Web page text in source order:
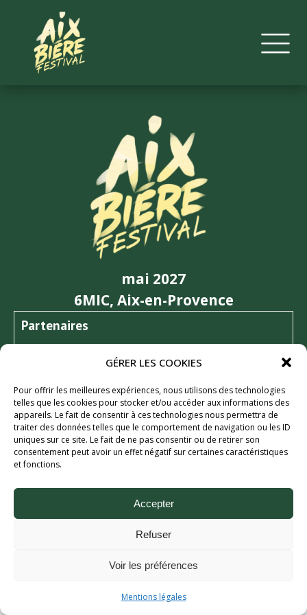
GÉRER LES COOKIES
Pour offrir les meilleures expériences, nous utilisons des technologies
telles que les cookies pour stocker et/ou accéder aux informations des
appareils. Le fait de consentir à ces technologies nous permettra de
traiter des données telles que le comportement de navigation ou les ID
uniques sur ce site. Le fait de ne pas consentir ou de retirer son
consentement peut avoir un effet négatif sur certaines caractéristiques
et fonctions.
Accepter
Refuser
Voir les préférences
Mentions légales
mai 2027
6MIC, Aix-en-Provence
Partenaires
Mentions légales.